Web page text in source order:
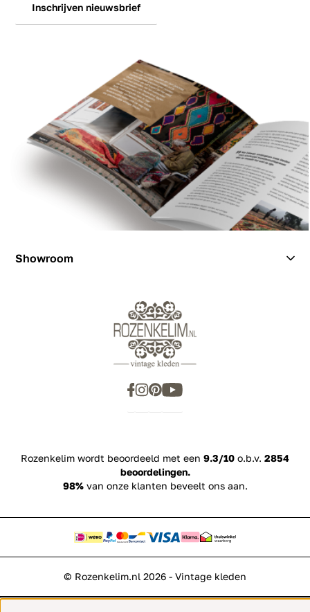
Showroom
Inschrijven nieuwsbrief
Rozenkelim wordt beoordeeld met een 9.3/10 o.b.v. 2854
beoordelingen.
98%van onze klanten beveelt ons aan.
© Rozenkelim.nl 2026 - Vintage kleden